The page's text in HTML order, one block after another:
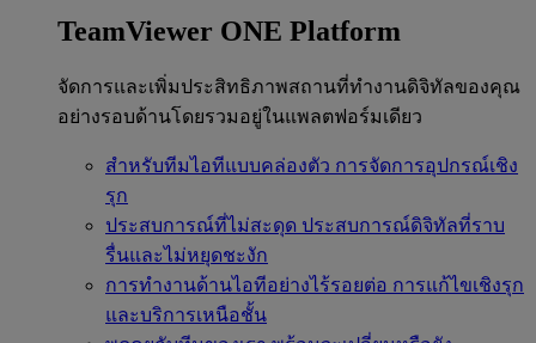
TeamViewer ONE Platform
จัดการและเพิ่มประสิทธิภาพสถานที่ทำงานดิจิทัลของคุณ
อย่างรอบด้านโดยรวมอยู่ในแพลตฟอร์มเดียว
สำหรับทีมไอทีแบบคล่องตัว การจัดการอุปกรณ์เชิง
รุก
ประสบการณ์ที่ไม่สะดุด ประสบการณ์ดิจิทัลที่ราบ
รื่นและไม่หยุดชะงัก
การทำงานด้านไอทีอย่างไร้รอยต่อ การแก้ไขเชิงรุก
และบริการเหนือชั้น